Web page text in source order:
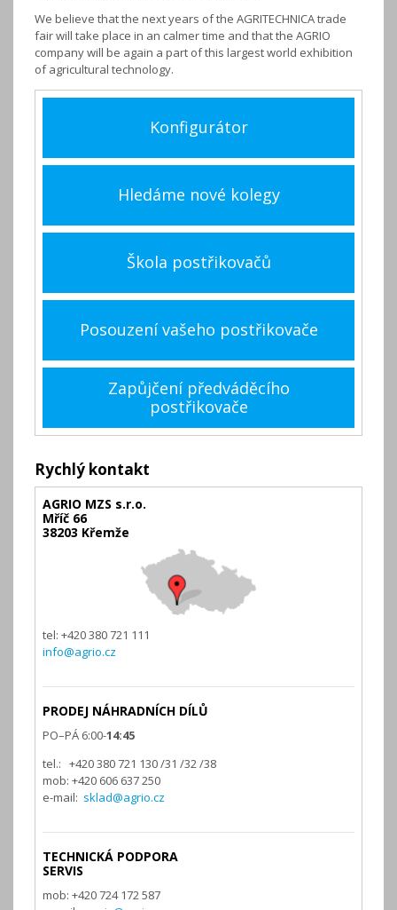
We believe that the next years of the AGRITECHNICA trade
fair will take place in an calmer time and that the AGRIO
company will be again a part of this largest world exhibition
of agricultural technology.
Konfigurátor
Hledáme nové kolegy
Škola postřikovačů
Posouzení vašeho postřikovače
Zapůjčení předváděcího
postřikovače
Rychlý kontakt
AGRIO MZS s.r.o.
Mříč 66
38203 Křemže
tel: +420 380 721 111
info@agrio.cz
PRODEJ NÁHRADNÍCH DÍLŮ
PO–PÁ 6:00-14:45
tel.: +420 380 721 130 /31 /32 /38
mob: +420 606 637 250
e-mail: sklad@agrio.cz
TECHNICKÁ PODPORA
SERVIS
mob: +420 724 172 587